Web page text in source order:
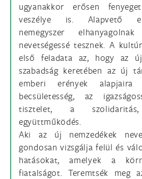
ugyanakkor erősen
veszélye is. Alapvető
nemegyszer
nevetségessé tesznek. A
első feladata az, hogy az
szabadság keretében az új
emberi erények
becsületesség, az
tisztelet, a
együttműködés.
Aki az új nemzedékek
gondosan vizsgálja felül és
hatásokat, amelyek a
fiatalságot. Teremtsék meg